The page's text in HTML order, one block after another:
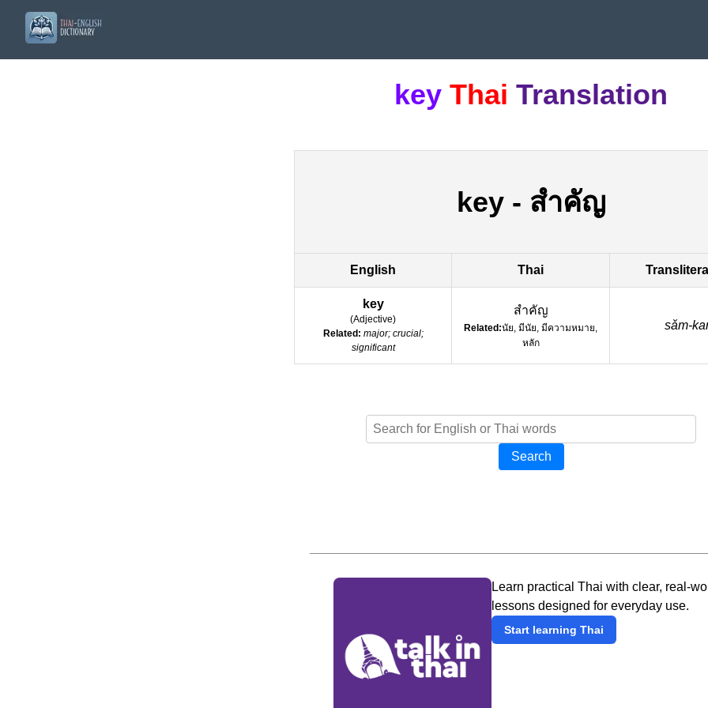
key Thai Translation
key- สำคัญ
English Thai
key
(Adjective)
Related: major; crucial;
significant
สำคัญ
Related:นัย, มีนัย, มีความหมาย,
หลัก
sǎm-
Search
Learn practical Thai with clear, real-
lessons designed for everyday use.
Start learning Thai